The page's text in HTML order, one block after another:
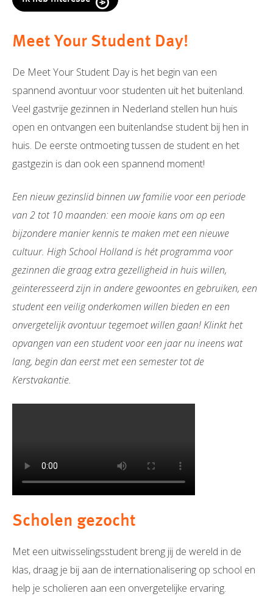
Meet Your Student Day!
De Meet Your Student Day is het begin van een
spannend avontuur voor studenten uit het buitenland.
Veel gastvrije gezinnen in Nederland stellen hun huis
open en ontvangen een buitenlandse student bij hen in
huis. De eerste ontmoeting tussen de student en het
gastgezin is dan ook een spannend moment!
Een nieuw gezinslid binnen uw familie voor een periode
van 2 tot 10 maanden: een mooie kans om op een
bijzondere manier kennis te maken met een nieuwe
cultuur. High School Holland is hét programma voor
gezinnen die graag extra gezelligheid in huis willen,
geïnteresseerd zijn in andere gewoontes en gebruiken, een
student een veilig onderkomen willen bieden en een
onvergetelijk avontuur tegemoet willen gaan! Klinkt het
opvangen van een student voor een jaar nu ineens wat
lang, begin dan eerst met een semester tot de
Kerstvakantie.
Scholen gezocht
Met een uitwisselingsstudent breng jij de wereld in de
klas, draag je bij aan de internationalisering op school en
help je scholieren aan een onvergetelijke ervaring.